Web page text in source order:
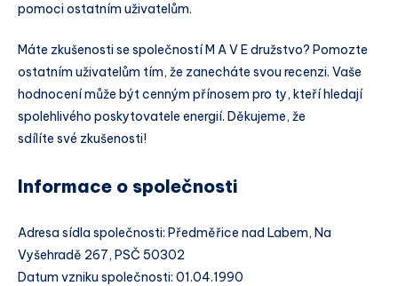
pomoci ostatním uživatelům.
Máte zkušenosti se společností M A V E družstvo? Pomozte
ostatním uživatelům tím, že zanecháte svou recenzi. Vaše
hodnocení může být cenným přínosem pro ty, kteří hledají
spolehlivého poskytovatele energií. Děkujeme, že
sdílíte své zkušenosti!
Informace o společnosti
Adresa sídla společnosti: Předměřice nad Labem, Na
Vyšehradě 267, PSČ 50302
Datum vzniku společnosti: 01.04.1990